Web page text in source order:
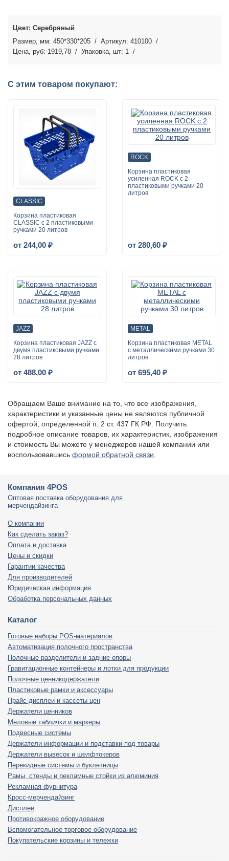
Серебряный
450*330*205
410100
1919,78
1
С этим товаром покупают:
CLASSIC
Корзина пластиковая
CLASSIC с 2 пластиковыми
ручками 20 литров
от 244,00 ₽
ROCK
Корзина пластиковая
усиленная ROCK с 2
пластиковыми ручками 20
литров
от 280,60 ₽
JAZZ
Корзина пластиковая JAZZ с
двумя пластиковыми ручками
28 литров
от 488,00 ₽
METAL
Корзина пластиковая METAL
с металлическими ручками 30
литров
от 695,40 ₽
Обращаем Ваше внимание на то, что все изображения,
характеристики и указанные цены не являются публичной
офертой, определенной п. 2 ст. 437 ГК РФ. Получить
подробное описание товаров, их характеристик, изображения
и стоимость Вы можете у менеджеров нашей компании или
воспользовавшись формой обратной связи
Компания 4POS
Оптовая поставка оборудования для
мерчендайзинга
О компании
Как сделать заказ?
Оплата и доставка
Цены и скидки
Гарантии качества
Для производителей
Юридическая информация
Обработка персональных данных
Каталог
Готовые наборы POS-материалов
Автоматизация полочного пространства
Полочные разделители и задние опоры
Гравитационные контейнеры и лотки для продукции
Полочные ценникодержатели
Пластиковые рамки и аксессуары
Прайс-дисплеи и кассеты цен
Держатели ценников
Меловые таблички и маркеры
Подвесные системы
Держатели информации и подставки под товары
Держатели вывесок и шелфтокеров
Перекидные системы и буклетницы
Рамы, стенды и рекламные стойки из алюминия
Рекламная фурнитура
Кросс-мерчендайзинг
Дисплеи
Противокражное оборудование
Вспомогательное торговое оборудование
Покупательские корзины и тележки